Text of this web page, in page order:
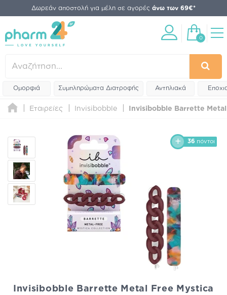
Δωρεάν αποστολή για μέλη σε αγορές άνω των 69€*
0
Ομορφιά Συμπληρώματα Διατροφής Αντηλιακά
Εταιρείες Invisibobble Invisibobble Barrette
36 πόντοι
Invisibobble Barrette Metal Free Mystica